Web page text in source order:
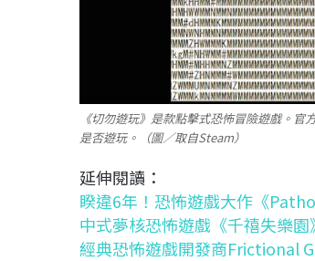
《切勿遊玩》是款點擊式恐怖冒險遊戲。
是否遊玩。（圖／取自Steam）
延伸閱讀：
睽違6年！恐怖遊戲大作《
中式夢核恐怖遊戲《千禧失樂
經典恐怖遊戲開發商Frictional